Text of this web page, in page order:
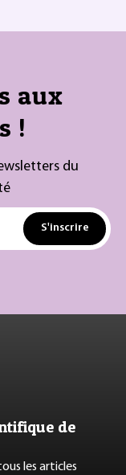
aux
!
du
S'inscrire
de
les articles